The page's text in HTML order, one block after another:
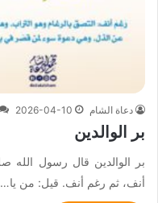
دعاة الشام 2026-04-10
بر الوالدين
بر الوالدين قال رسول الله
أنف، ثم رغم أنف. قيل: من يا…